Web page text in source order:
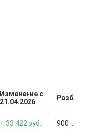
Изменение с
21.04.2026
+ 33 422 руб. 900 ... 3